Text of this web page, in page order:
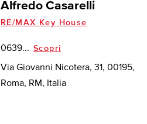
Alfredo Casarelli
RE/MAX Key House
0639... Scopri
Via Giovanni Nicotera, 31, 00195,
Roma, RM, Italia